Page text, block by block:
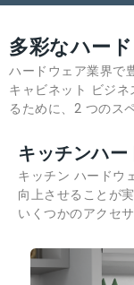
多彩なハー
ハードウェア業界で
キャビネット ビジ
るために、2 つのス
キッチンハ
キッチン ハードウ
向上させることが
いくつかのアクセ